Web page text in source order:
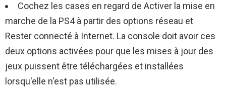
Cochez les cases en regard de Activer la mise en
marche de la PS4 à partir des options réseau et
Rester connecté à Internet. La console doit avoir ces
deux options activées pour que les mises à jour des
jeux puissent être téléchargées et installées
lorsqu'elle n'est pas utilisée.